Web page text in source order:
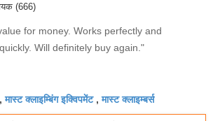
(666)
for money. Works perfectly and
Will definitely buy again."
मास्ट क्लाइम्बिंग इक्विपमेंट,मास्ट क्लाइम्बर्स